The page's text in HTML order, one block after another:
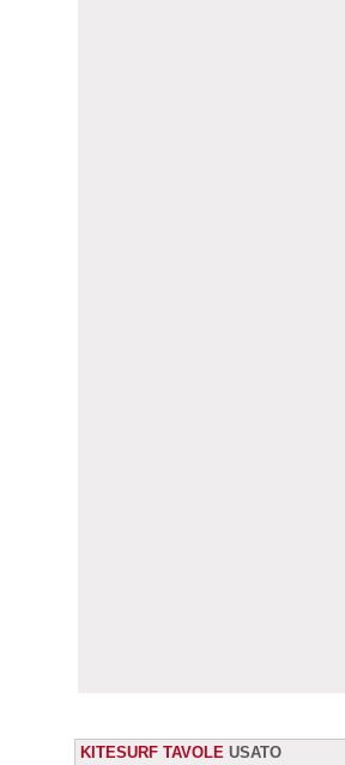
KITESURF TAVOLE USATO